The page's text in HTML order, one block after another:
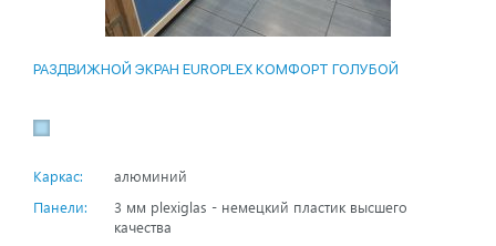
РАЗДВИЖНОЙ ЭКРАН EUROPLEX КОМФОРТ ГОЛУБОЙ
Каркас:
алюминий
Панели:
3 мм plexiglas - немецкий пластик высшего
качества